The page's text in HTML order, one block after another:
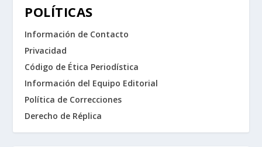
POLÍTICAS
Información de Contacto
Privacidad
Código de Ética Periodística
Información del Equipo Editorial
Política de Correcciones
Derecho de Réplica